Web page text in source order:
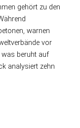
gehört zu den
warnen
vor
beruht auf
analysiert zehn